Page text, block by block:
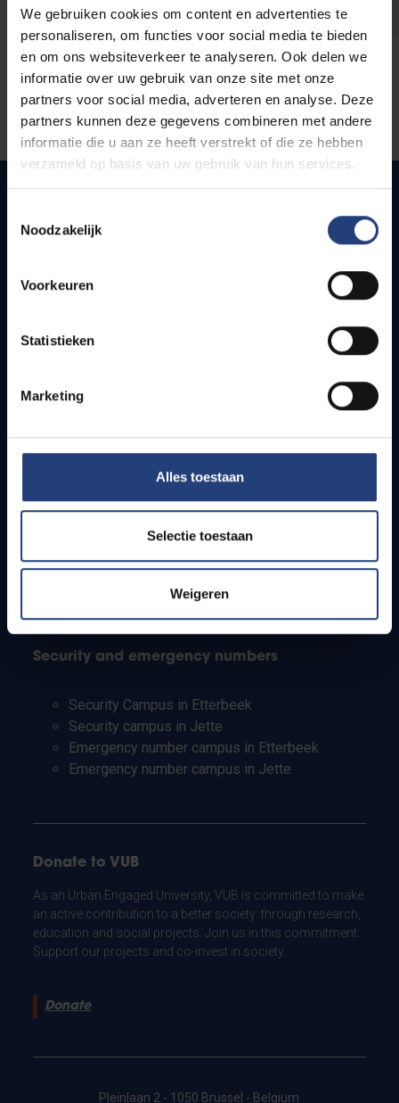
We gebruiken cookies om content en advertenties te
personaliseren, om functies voor social media te bieden
en om ons websiteverkeer te analyseren. Ook delen we
informatie over uw gebruik van onze site met onze
partners voor social media, adverteren en analyse. Deze
partners kunnen deze gegevens combineren met andere
informatie die u aan ze heeft verstrekt of die ze hebben
verzameld op basis van uw gebruik van hun services.
Noodzakelijk
Voorkeuren
Statistieken
Marketing
Alles toestaan
Selectie toestaan
Weigeren
Quick links
How to get to the VUB campuses
Students
PhD students
Teachers and secondary schools
Working students
Security and emergency numbers
Security Campus in Etterbeek
Security campus in Jette
Emergency number campus in Etterbeek
Emergency number campus in Jette
Donate to VUB
As an Urban Engaged University, VUB is committed to make
an active contribution to a better society: through research,
education and social projects. Join us in this commitment.
Support our projects and co-invest in society.
Donate
Pleinlaan 2 - 1050 Brussel - Belgium